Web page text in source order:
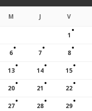
M J V
1
6 7 8
13 14 15
20 21 22
27 28 29